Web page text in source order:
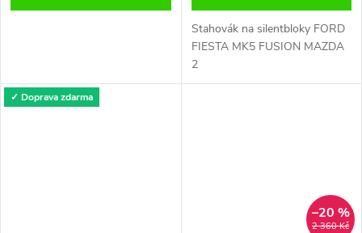
Stahovák na silentbloky FORD
FIESTA MK5 FUSION MAZDA
2
✓ Doprava zdarma
2 360 Kč
–20 %